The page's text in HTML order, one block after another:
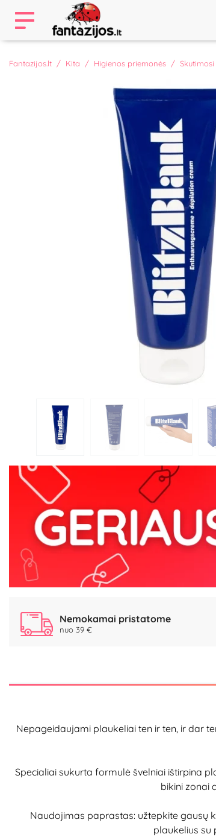
Fantazijos.lt Kita Higienos priemonės
Nemokamai pristatome
nuo 39 €
Nepageidaujami plaukeliai ten ir ten, ir dar
Specialiai sukurta formulė švelniai ištirpina
bikini zonai
Naudojimas paprastas: užtepkite gausų
plaukelius su